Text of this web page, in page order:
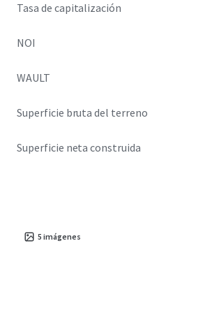
Tasa de capitalización
NOI
WAULT
Superficie bruta del terreno
Superficie neta construida
5 imágenes